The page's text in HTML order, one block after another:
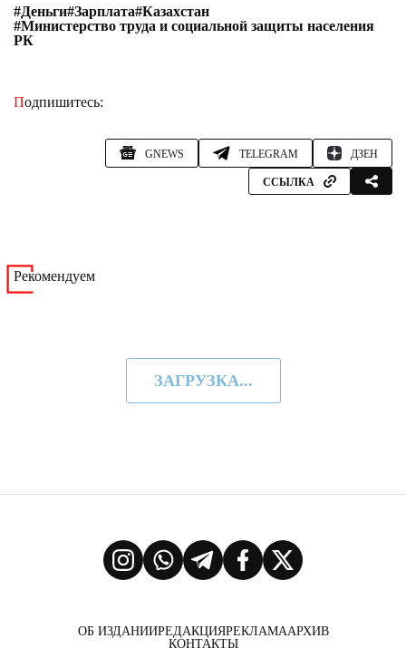
#Деньги#Зарплата#Казахстан
#Министерство труда и социальной защиты населения
РК
Подпишитесь:
GNEWS TELEGRAM ДЗЕН
ССЫЛКА
Рекомендуем
ЗАГРУЗКА...
ОБ ИЗДАНИИРЕДАКЦИЯРЕКЛАМААРХИВ
КОНТАКТЫ